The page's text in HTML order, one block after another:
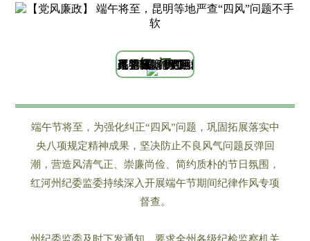
红 河
端午节将至，为强化纠正“四风”问题，巩固拓展落实中
央八项规定精神成果，坚决防止不良风气问题反弹回
潮，营造风清气正、崇廉尚俭、简约质朴的节日氛围，
红河州纪委监委持续深入开展端午节期间纪律作风专项
督查。